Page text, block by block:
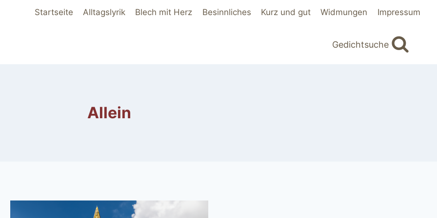
Startseite Alltagslyrik Blech mit Herz Besinnliches Kurz und gut Widmungen Impressum
Gedichtsuche
Allein